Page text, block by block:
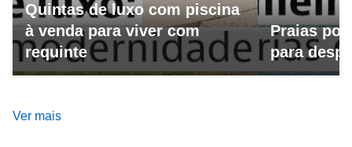
Quintas de luxo com piscina
à venda para viver com
requinte
Praias
para
Ver mais